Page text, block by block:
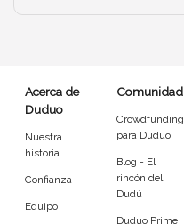
Limpieza
Entrenador
Tipo de atención
Acerca de
Duduo
Nuestra
historia
Confianza
Equipo
Comunidad
Crowdfunding
para Duduo
Blog - El
rincón del
Dudú
Duduo Prime